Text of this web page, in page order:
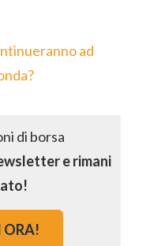
ad
e rimani
ORA!